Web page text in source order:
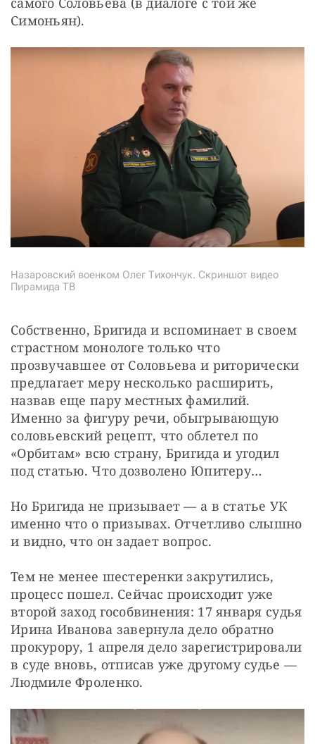
Симоньян).
Назаровский военком Олег Тихончук. Скриншот видео
Пирамида ТВ
Собственно, Бригида и вспоминает в своем
страстном монологе только что
прозвучавшее от Соловьева и риторически
предлагает меру несколько расширить,
назвав еще пару местных фамилий.
Именно за фигуру речи, обыгрывающую
соловьевский рецепт, что облетел по
«Орбитам» всю страну, Бригида и угодил
под статью. Что дозволено Юпитеру…
Но Бригида не призывает — а в статье УК
именно что о призывах. Отчетливо слышно
и видно, что он задает вопрос.
Тем не менее шестеренки закрутились,
процесс пошел. Сейчас происходит уже
второй заход гособвинения: 17 января судья
Ирина Иванова завернула дело обратно
прокурору, 1 апреля дело зарегистрировали
в суде вновь, отписав уже другому судье —
Людмиле Фроленко.